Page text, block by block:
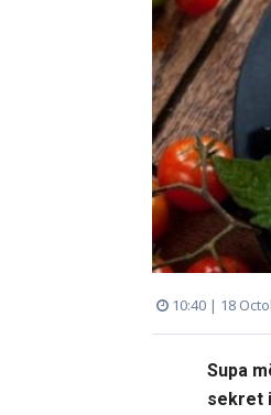
10:40 | 18
Supa
sekret